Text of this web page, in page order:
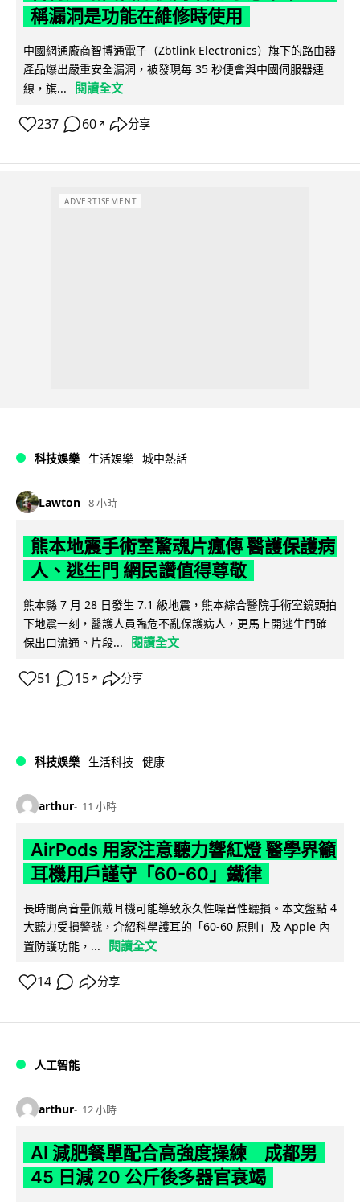
稱漏洞是功能在維修時使用
中國網通廠商智博通電子（Zbtlink Electronics）旗下的路由器
產品爆出嚴重安全漏洞，被發現每 35 秒便會與中國伺服器連
線，旗...
閱讀全文
237 60 ↗ 分享
ADVERTISEMENT
科技娛樂 生活娛樂 城中熱話
Lawton 8 小時
熊本地震手術室驚魂片瘋傳 醫護保護病
人、逃生門 網民讚值得尊敬
熊本縣 7 月 28 日發生 7.1 級地震，熊本綜合醫院手術室鏡頭拍
下地震一刻，醫護人員臨危不亂保護病人，更馬上開逃生門確
保出口流通。片段...
閱讀全文
51 15 ↗ 分享
科技娛樂 生活科技 健康
arthur 11 小時
AirPods 用家注意聽力響紅燈 醫學界籲
耳機用戶謹守「60-60」鐵律
長時間高音量佩戴耳機可能導致永久性噪音性聽損。本文盤點 4
大聽力受損警號，介紹科學護耳的「60-60 原則」及 Apple 內
置防護功能，...
閱讀全文
14 分享
人工智能
arthur 12 小時
AI 減肥餐單配合高強度操練 成都男
45 日減 20 公斤後多器官衰竭